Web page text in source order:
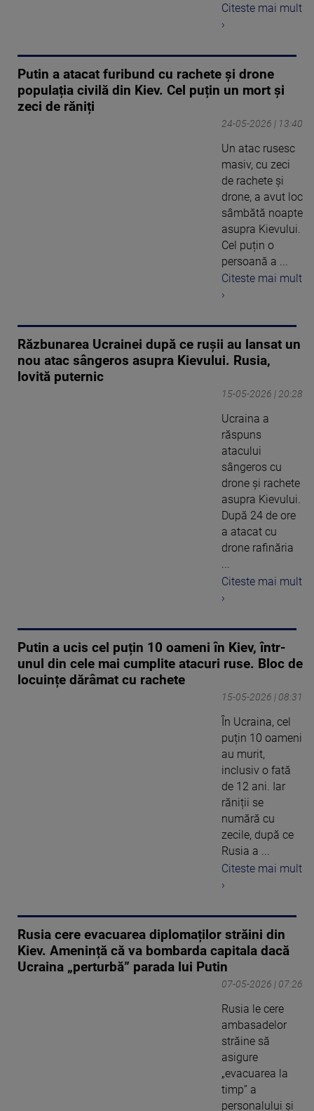
Citeste mai mult
›
Putin a atacat furibund cu rachete și drone
populația civilă din Kiev. Cel puțin un mort și
zeci de răniți
24-05-2026 | 13:40
Un atac rusesc
masiv, cu zeci
de rachete și
drone, a avut loc
sâmbătă noapte
asupra Kievului.
Cel puțin o
persoană a ...
Citeste mai mult
›
Răzbunarea Ucrainei după ce rușii au lansat un
nou atac sângeros asupra Kievului. Rusia,
lovită puternic
15-05-2026 | 20:28
Ucraina a
răspuns
atacului
sângeros cu
drone și rachete
asupra Kievului.
După 24 de ore
a atacat cu
drone rafinăria
...
Citeste mai mult
›
Putin a ucis cel puțin 10 oameni în Kiev, într-
unul din cele mai cumplite atacuri ruse. Bloc de
locuințe dărâmat cu rachete
15-05-2026 | 08:31
În Ucraina, cel
puțin 10 oameni
au murit,
inclusiv o fată
de 12 ani. Iar
răniții se
numără cu
zecile, după ce
Rusia a ...
Citeste mai mult
›
Rusia cere evacuarea diplomaților străini din
Kiev. Amenință că va bombarda capitala dacă
Ucraina „perturbă” parada lui Putin
07-05-2026 | 07:26
Rusia le cere
ambasadelor
străine să
asigure
„evacuarea la
timp” a
personalului şi